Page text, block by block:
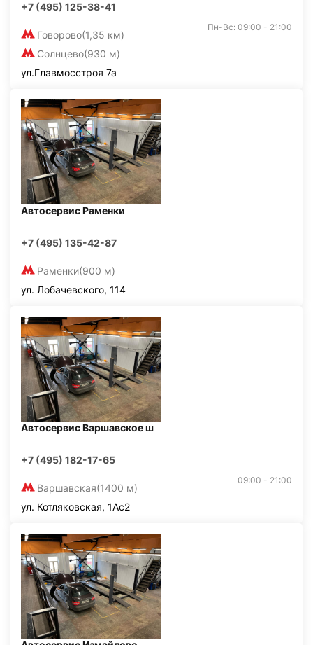
+7 (495) 125-38-41
Говорово(1,35 км)
Солнцево(930 м)
Пн-Вс: 09:00 - 21:00
ул.Главмосстроя 7а
Автосервис Раменки
+7 (495) 135-42-87
Раменки(900 м)
ул. Лобачевского, 114
Автосервис Варшавское ш
+7 (495) 182-17-65
Варшавская(1400 м)
09:00 - 21:00
ул. Котляковская, 1Ас2